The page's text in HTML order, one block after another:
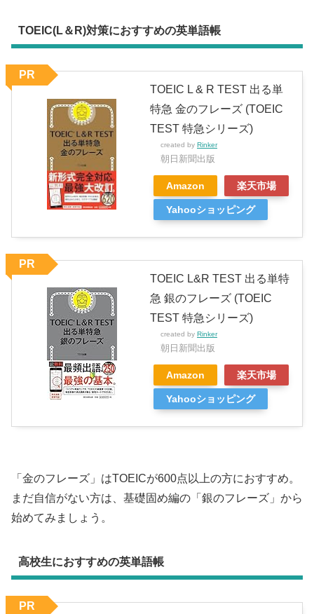
TOEIC(L＆R)対策におすすめの英単語帳
TOEIC L & R TEST 出る単
特急 金のフレーズ (TOEIC
TEST 特急シリーズ)
created by Rinker
朝日新聞出版
Amazon 楽天市場
Yahooショッピング
PR
TOEIC L&R TEST 出る単特
急 銀のフレーズ (TOEIC
TEST 特急シリーズ)
created by Rinker
朝日新聞出版
Amazon 楽天市場
Yahooショッピング
PR
「金のフレーズ」はTOEICが600点以上の方におすすめ。
まだ自信がない方は、基礎固め編の「銀のフレーズ」から
始めてみましょう。
高校生におすすめの英単語帳
PR